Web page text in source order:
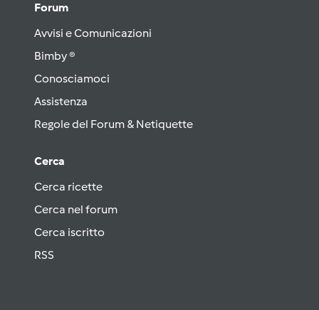
Forum
Avvisi e Comunicazioni
Bimby ®
Conosciamoci
Assistenza
Regole del Forum & Netiquette
Cerca
Cerca ricette
Cerca nel forum
Cerca iscritto
RSS